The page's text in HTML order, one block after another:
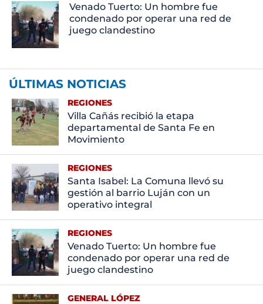
Venado Tuerto: Un hombre fue
condenado por operar una red de
juego clandestino
ÚLTIMAS NOTICIAS
REGIONES
Villa Cañás recibió la etapa
departamental de Santa Fe en
Movimiento
REGIONES
Santa Isabel: La Comuna llevó su
gestión al barrio Luján con un
operativo integral
REGIONES
Venado Tuerto: Un hombre fue
condenado por operar una red de
juego clandestino
GENERAL LÓPEZ